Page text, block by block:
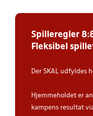
Spilleregler
Fleksibel
Der SKAL udfyldes
Hjemmeholdet er
kampens resultat